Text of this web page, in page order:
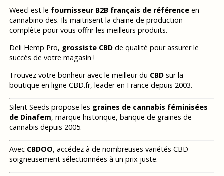
Weecl est le fournisseur B2B français de référenceen
cannabinoïdes. Ils maitrisent la chaine de production
complète pour vous offrir les meilleurs produits.
Deli Hemp Pro, grossiste CBDde qualité pour assurer le
succès de votre magasin !
Trouvez votre bonheur avec le meilleur du CBDsur la
boutique en ligne CBD.fr, leader en France depuis 2003.
Silent Seeds propose les graines de cannabis féminisées
de Dinafem, marque historique, banque de graines de
cannabis depuis 2005.
Avec CBDOO, accédez à de nombreuses variétés CBD
soigneusement sélectionnées à un prix juste.